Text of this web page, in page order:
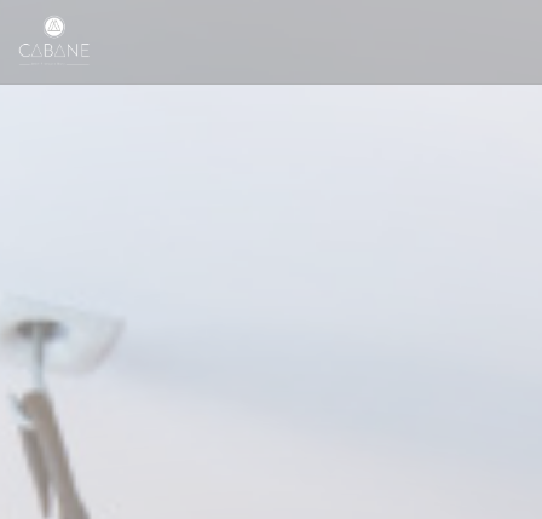
Personalizzazione delle tue scelte sui cookie